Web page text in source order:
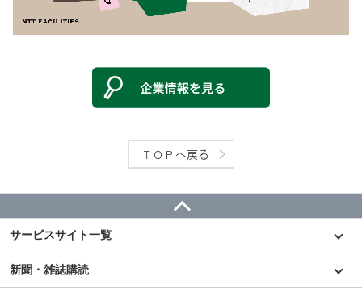
ＴＯＰへ戻る
サービスサイト一覧
新聞・雑誌購読